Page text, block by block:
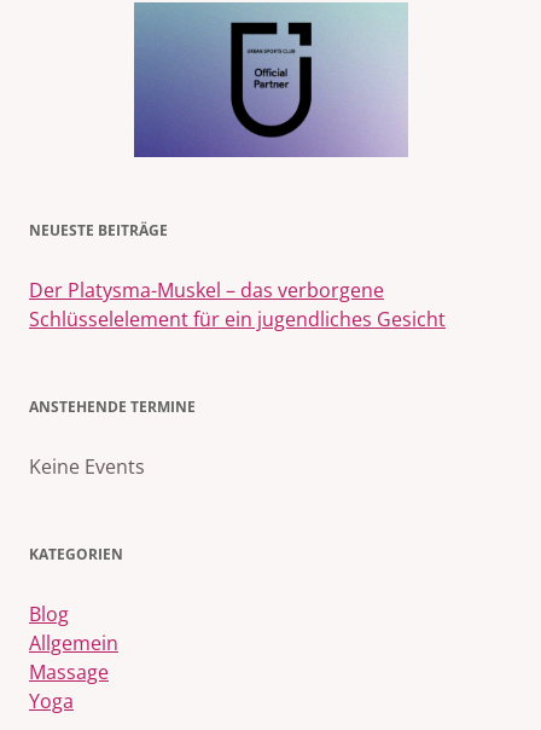
NEUESTE BEITRÄGE
Der Platysma-Muskel – das verborgene
Schlüsselelement für ein jugendliches Gesicht
ANSTEHENDE TERMINE
Keine Events
KATEGORIEN
Blog
Allgemein
Massage
Yoga